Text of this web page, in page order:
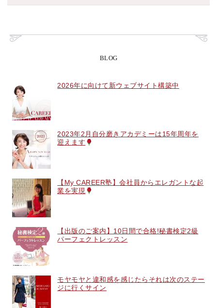
BLOG
2026年に向けて新ウェブサイト構築中
2023年2月自分磨きアカデミーは15年周年を
迎えます
【My CAREER塾】会社員からエレガントな起
業を実現
【出版のご案内】10日間で合格!秘書検定2級
パーフェクトレッスン
モヤモヤと違和感を感じたらそれは次のステー
ジに行くサイン